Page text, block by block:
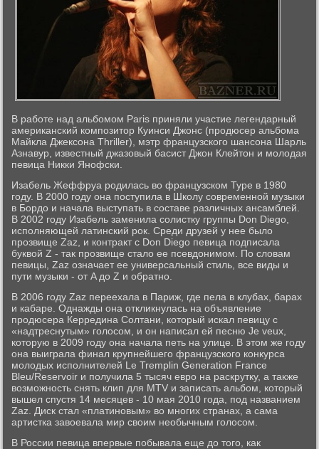
В работе над альбомом Paris приняли участие легендарный
американский композитор Куинси Джонс (продюсер альбома
Майкла Джексона Thriller), мэтр французского шансона Шарль
Азнавур, известный джазовый басист Джон Клейтон и молодая
певица Никки Янофски.
Изабель Жеффруа родилась во французском Туре в 1980
году. В 2000 году она поступила в Школу современной музыки
в Бордо и начала выступать в составе различных ансамблей.
В 2002 году Изабель заменила солистку группы Don Diego,
исполняющей латинский рок. Среди друзей у нее было
прозвище Zaz, и контракт с Don Diego певица подписала
буквой Z - так прозвище стало ее псевдонимом. По словам
певицы, Zaz означает ее универсальный стиль, все виды и
пути музыки - от A до Z и обратно.
В 2006 году Zaz переехала в Париж, где пела в клубах, барах
и кабаре. Однажды она откликнулась на объявление
продюсера Керредина Солтани, который искал певицу с
«надтреснутым» голосом, и он написал ей песню Je veux,
которую в 2009 году она начала петь на улице. В этом же году
она выиграла финал крупнейшего французского конкурса
молодых исполнителей Le Tremplin Generation France
Bleu/Reservoir и получила 5 тысяч евро на раскрутку, а также
возможность снять клип для MTV и записать альбом, который
вышел спустя 14 месяцев - 10 мая 2010 года, под названием
Zaz. Диск стал «платиновым» во многих странах, а сама
артистка завоевала мир своим необычным голосом.
В России певица впервые побывала еще до того, как